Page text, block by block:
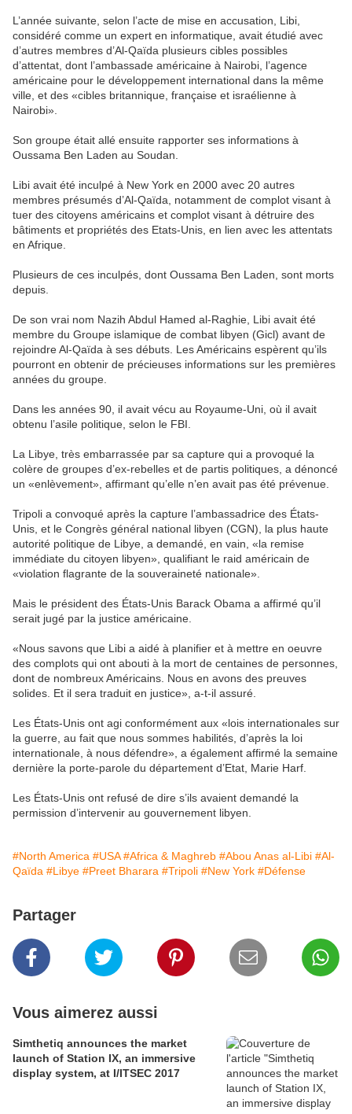
L’année suivante, selon l’acte de mise en accusation, Libi,
considéré comme un expert en informatique, avait étudié avec
d’autres membres d’Al-Qaïda plusieurs cibles possibles
d’attentat, dont l’ambassade américaine à Nairobi, l’agence
américaine pour le développement international dans la même
ville, et des «cibles britannique, française et israélienne à
Nairobi».
Son groupe était allé ensuite rapporter ses informations à
Oussama Ben Laden au Soudan.
Libi avait été inculpé à New York en 2000 avec 20 autres
membres présumés d’Al-Qaïda, notamment de complot visant à
tuer des citoyens américains et complot visant à détruire des
bâtiments et propriétés des Etats-Unis, en lien avec les attentats
en Afrique.
Plusieurs de ces inculpés, dont Oussama Ben Laden, sont morts
depuis.
De son vrai nom Nazih Abdul Hamed al-Raghie, Libi avait été
membre du Groupe islamique de combat libyen (Gicl) avant de
rejoindre Al-Qaïda à ses débuts. Les Américains espèrent qu’ils
pourront en obtenir de précieuses informations sur les premières
années du groupe.
Dans les années 90, il avait vécu au Royaume-Uni, où il avait
obtenu l’asile politique, selon le FBI.
La Libye, très embarrassée par sa capture qui a provoqué la
colère de groupes d’ex-rebelles et de partis politiques, a dénoncé
un «enlèvement», affirmant qu’elle n’en avait pas été prévenue.
Tripoli a convoqué après la capture l’ambassadrice des États-
Unis, et le Congrès général national libyen (CGN), la plus haute
autorité politique de Libye, a demandé, en vain, «la remise
immédiate du citoyen libyen», qualifiant le raid américain de
«violation flagrante de la souveraineté nationale».
Mais le président des États-Unis Barack Obama a affirmé qu’il
serait jugé par la justice américaine.
«Nous savons que Libi a aidé à planifier et à mettre en oeuvre
des complots qui ont abouti à la mort de centaines de personnes,
dont de nombreux Américains. Nous en avons des preuves
solides. Et il sera traduit en justice», a-t-il assuré.
Les États-Unis ont agi conformément aux «lois internationales sur
la guerre, au fait que nous sommes habilités, d’après la loi
internationale, à nous défendre», a également affirmé la semaine
dernière la porte-parole du département d’Etat, Marie Harf.
Les États-Unis ont refusé de dire s’ils avaient demandé la
permission d’intervenir au gouvernement libyen.
#North America #USA #Africa & Maghreb #Abou Anas al-Libi #Al-
Qaïda #Libye #Preet Bharara #Tripoli #New York #Défense
Partager
Vous aimerez aussi
Simthetiq announces the market
launch of Station IX, an immersive
display system, at I/ITSEC 2017